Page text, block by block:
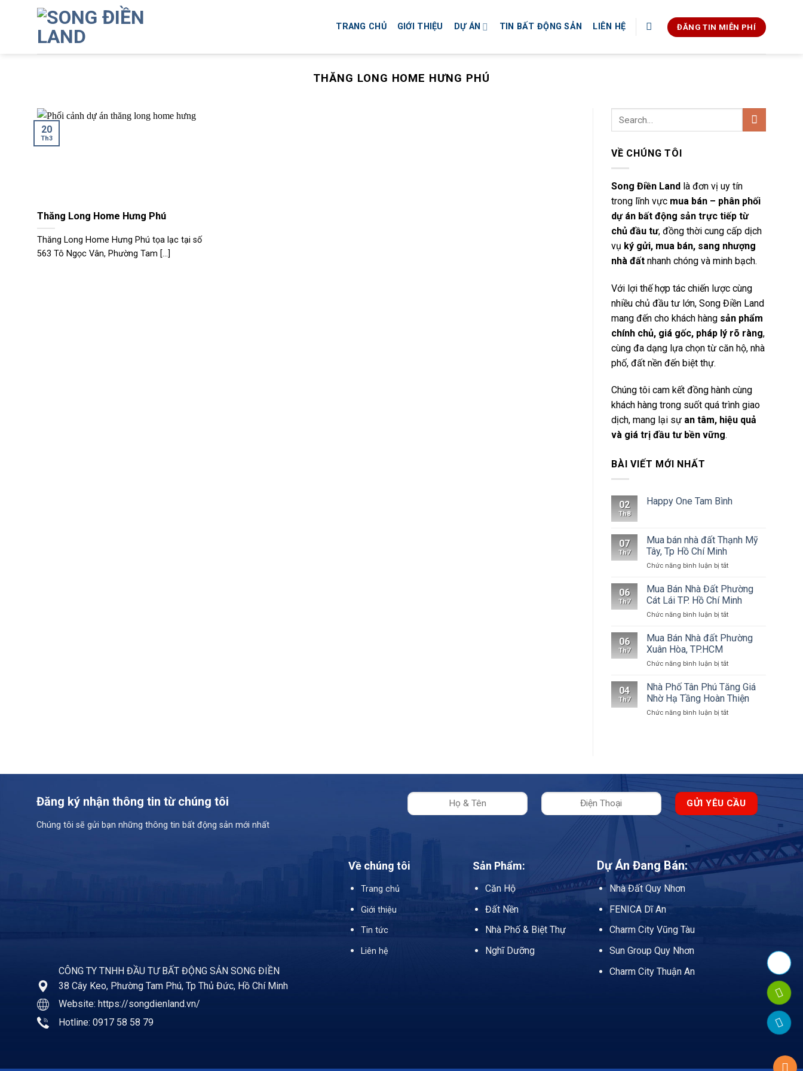
TRANG CHỦ GIỚI THIỆU DỰ ÁN TIN BẤT ĐỘNG SẢN LIÊN HỆ ĐĂNG TIN MIỄN PHÍ
THĂNG LONG HOME HƯNG PHÚ
Thăng Long Home Hưng Phú
Thăng Long Home Hưng Phú tọa lạc tại số
563 Tô Ngọc Vân, Phường Tam [...]
20
Th3
VỀ CHÚNG TÔI
Song Điền Land là đơn vị uy tín
trong lĩnh vực mua bán – phân phối
dự án bất động sản trực tiếp từ
chủ đầu tư, đồng thời cung cấp dịch
vụ ký gửi, mua bán, sang nhượng
nhà đất nhanh chóng và minh bạch.
Với lợi thế hợp tác chiến lược cùng
nhiều chủ đầu tư lớn, Song Điền Land
mang đến cho khách hàng sản phẩm
chính chủ, giá gốc, pháp lý rõ ràng,
cùng đa dạng lựa chọn từ căn hộ, nhà
phố, đất nền đến biệt thự.
Chúng tôi cam kết đồng hành cùng
khách hàng trong suốt quá trình giao
dịch, mang lại sự an tâm, hiệu quả
và giá trị đầu tư bền vững.
BÀI VIẾT MỚI NHẤT
02
Th8
Happy One Tam Bình
07
Th7
Mua bán nhà đất Thạnh Mỹ
Tây, Tp Hồ Chí Minh
Chức năng bình luận bị tắtở
bán
nhà
đất
Thạnh
Tây,
Chí
06
Th7
Mua Bán Nhà Đất Phường
Cát Lái TP. Hồ Chí Minh
Chức năng bình luận bị tắtở
Bán
Nhà
Phường
Lái
TP.
Chí
06
Th7
Mua Bán Nhà đất Phường
Xuân Hòa, TP.HCM
Chức năng bình luận bị tắtở
Bán
Nhà
đất
Phường
04
Th7
Nhà Phố Tân Phú Tăng Giá
Nhờ Hạ Tầng Hoàn Thiện
Chức năng bình luận bị tắtở
Giá
Hạ
Tầng
Hoàn
Thiện
Đăng ký nhận thông tin từ chúng tôi
Chúng tôi sẽ gửi bạn những thông tin bất động sản mới nhất
CÔNG TY TNHH ĐẦU TƯ BẤT ĐỘNG SẢN SONG ĐIỀN
38 Cây Keo, Phường Tam Phú, Tp Thủ Đức, Hồ Chí Minh
Website: https://songdienland.vn/
Hotline: 0917 58 58 79
Về chúng tôi
Trang chủ
Giới thiệu
Tin tức
Liên hệ
Sản Phẩm:
Căn Hộ
Đất Nền
Nhà Phố & Biệt Thự
Nghĩ Dưỡng
Dự Án Đang Bán:
Nhà Đất Quy Nhơn
FENICA Dĩ An
Charm City Vũng Tàu
Sun Group Quy Nhơn
Charm City Thuận An